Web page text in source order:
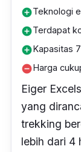
add_circleTeknologi
add_circleTerdapat
add_circleKapasitas
remove_circleHarga
Eiger
yang
trekking
lebih dari 4